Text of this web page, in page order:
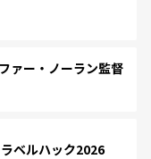
ァー・ノーラン監督
ベルハック2026